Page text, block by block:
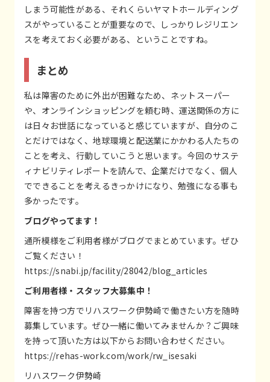
しまう可能性がある、それくらいヤマトホールディング
スがやっていることが重要なので、しっかりレジリエン
スを考えておく必要がある、ということですね。
まとめ
私は障害のために外出が困難なため、ネットスーパー
や、オンラインショッピングを頼む時、運送関係の方に
は日々お世話になっていると感じていますが、自分のこ
とだけではなく、地球環境と配送業にかかわる人たちの
ことを考え、行動していこうと思います。今回のサステ
ィナビリティレポートを読んで、企業だけでなく、個人
でできることを考えるきっかけになり、勉強になる事も
多かったです。
ブログやってます！
通所模様をご利用者様がブログでまとめています。ぜひ
ご覧ください！
https://snabi.jp/facility/28042/blog_articles
ご利用者様・スタッフ大募集中！
障害を持つ方でリハスワーク伊勢崎で働きたい方を随時
募集しています。ぜひ一緒に働いてみませんか？ご興味
を持って頂いた方は以下からお問い合わせください。
https://rehas-work.com/work/rw_isesaki
リハスワーク伊勢崎